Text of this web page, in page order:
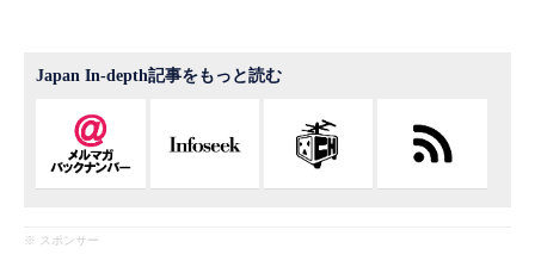
Japan In-depth記事をもっと読む
※ スポンサー